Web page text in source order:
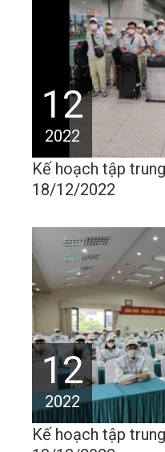
12
2022
Kế hoạch tập
18/12/2022
12
2022
Kế hoạch tập